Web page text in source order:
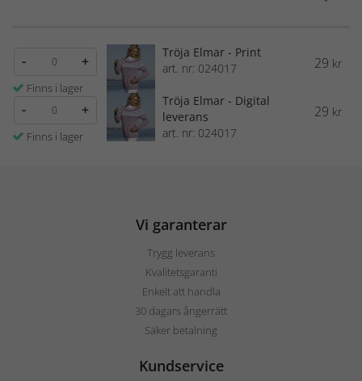
- +
Finns i lager
Tröja Elmar - Print
art. nr: 024017
29 kr
- +
Finns i lager
Tröja Elmar - Digital
leverans
art. nr: 024017
29 kr
Vi garanterar
Trygg leverans
Kvalitetsgaranti
Enkelt att handla
30 dagars ångerrätt
Säker betalning
Kundservice